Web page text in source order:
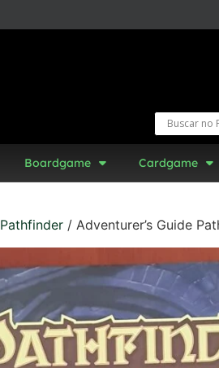
Boardgame Cardgame
Pathfinder / Adventurer’s Guide